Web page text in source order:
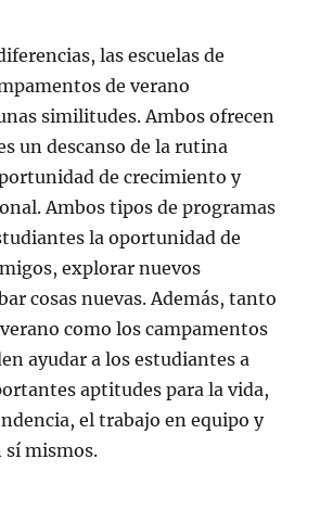
las escuelas de
de verano
similitudes. Ambos ofrecen
un descanso de la rutina
de crecimiento y
Ambos tipos de programas
la oportunidad de
explorar nuevos
cosas nuevas. Además, tanto
como los campamentos
ayudar a los estudiantes a
aptitudes para la vida,
el trabajo en equipo y
sí mismos.